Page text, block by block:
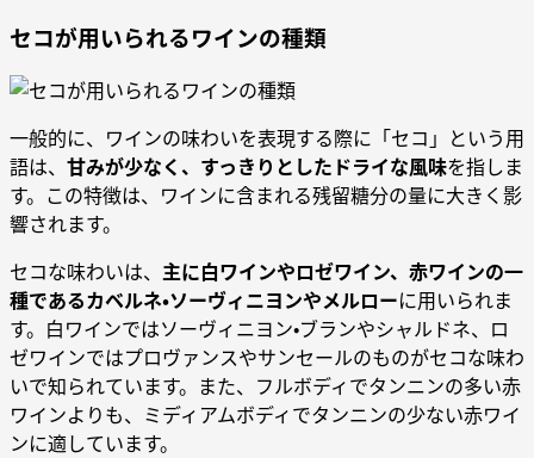
セコが用いられるワインの種類
一般的に、ワインの味わいを表現する際に「セコ」という用
語は、 甘みが少なく、すっきりとしたドライな風味を指しま
す。この特徴は、ワインに含まれる残留糖分の量に大きく影
響されます。
セコな味わいは、 主に白ワインやロゼワイン、赤ワインの一
種であるカベルネ・ソーヴィニヨンやメルローに用いられま
す。白ワインではソーヴィニヨン・ブランやシャルドネ、ロ
ゼワインではプロヴァンスやサンセールのものがセコな味わ
いで知られています。また、フルボディでタンニンの多い赤
ワインよりも、ミディアムボディでタンニンの少ない赤ワイ
ンに適しています。